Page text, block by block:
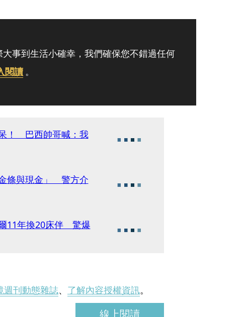
事到生活小確幸，我們確保您不錯過任何
閱讀 。
！ 巴西帥哥喊：我
條與現金」 警方介
11年換20床伴 驚爆
週刊動態雜誌、 了解內容授權資訊。
線上閱讀